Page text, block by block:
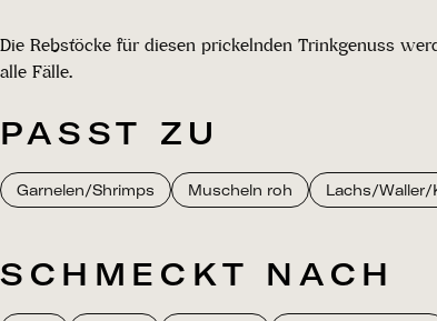
Die Rebstöcke für diesen prickelnden Trinkgenuss
alle Fälle.
PASST ZU
Garnelen/Shrimps Muscheln roh Lachs/Waller/
SCHMECKT NACH